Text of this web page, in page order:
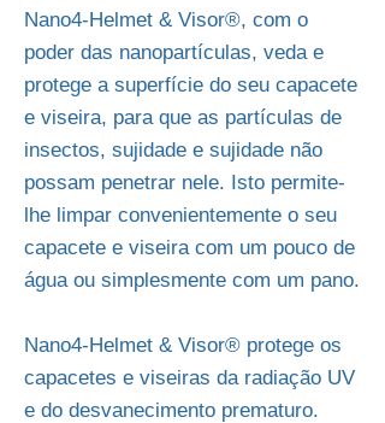
Nano4-Helmet & Visor®, com o
poder das nanopartículas, veda e
protege a superfície do seu capacete
e viseira, para que as partículas de
insectos, sujidade e sujidade não
possam penetrar nele. Isto permite-
lhe limpar convenientemente o seu
capacete e viseira com um pouco de
água ou simplesmente com um pano.
Nano4-Helmet & Visor® protege os
capacetes e viseiras da radiação UV
e do desvanecimento prematuro.